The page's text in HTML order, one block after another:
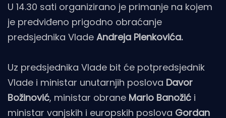
U 14.30 sati organizirano je primanje na kojem
je predviđeno prigodno obraćanje
predsjednika Vlade Andreja Plenkovića.
Uz predsjednika Vlade bit će potpredsjednik
Vlade i ministar unutarnjih poslova Davor
Božinović, ministar obrane Mario Banožić i
ministar vanjskih i europskih poslova Gordan